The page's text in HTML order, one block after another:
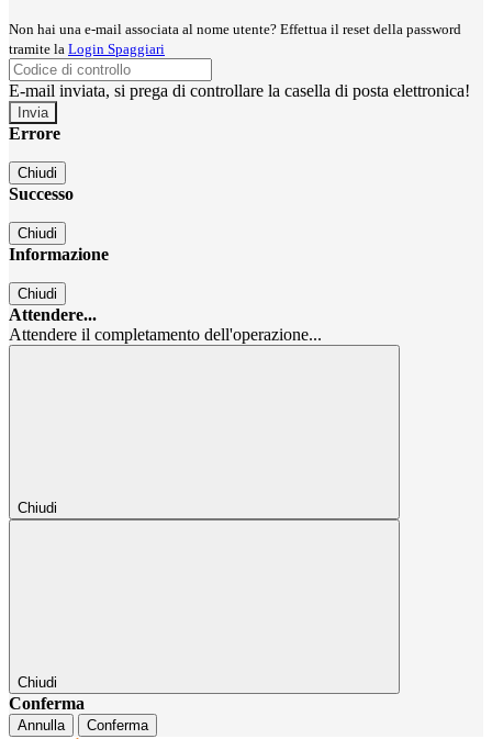
Non hai una e-mail associata al nome utente? Effettua il reset della password
tramite la Login Spaggiari
E-mail inviata, si prega di controllare la casella di posta elettronica!
Errore
Chiudi
Successo
Chiudi
Informazione
Chiudi
Attendere...
Attendere il completamento dell'operazione...
Chiudi
Chiudi
Conferma
Annulla Conferma